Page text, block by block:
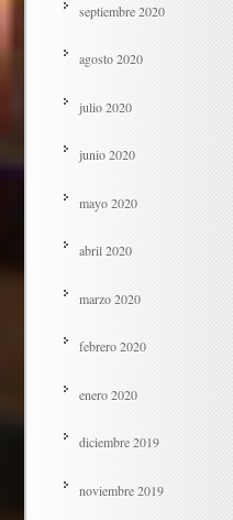
septiembre 2020
agosto 2020
julio 2020
junio 2020
mayo 2020
abril 2020
marzo 2020
febrero 2020
enero 2020
diciembre 2019
noviembre 2019